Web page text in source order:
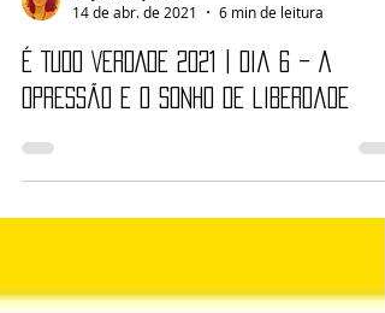
14 de abr. de 2021
6 min de leitura
É TUDO VERDADE 2021 | Dia 6 – A
opressão e o sonho de liberdade